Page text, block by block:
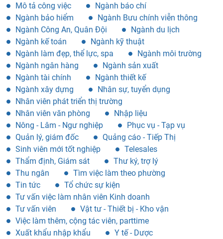
Mô tả công việc
Ngành báo chí
Ngành bảo hiểm
Ngành Bưu chính viễn thông
Ngành Công An, Quân Đội
Ngành du lịch
Ngành kế toán
Ngành kỹ thuật
Ngành làm đẹp, thể lực, spa
Ngành môi trường
Ngành ngân hàng
Ngành sản xuất
Ngành tài chính
Ngành thiết kế
Ngành xây dựng
Nhân sự, tuyển dụng
Nhân viên phát triển thị trường
Nhân viên văn phòng
Nhập liệu
Nông - Lâm - Ngư nghiệp
Phục vụ - Tạp vụ
Quản lý, giám đốc
Quảng cáo - Tiếp Thị
Sinh viên mới tốt nghiệp
Telesales
Thẩm định, Giám sát
Thư ký, trợ lý
Thu ngân
Tìm việc làm theo phường
Tin tức
Tổ chức sự kiện
Tư vấn việc làm nhân viên Kinh doanh
Tư vấn viên
Vật tư - Thiết bị - Kho vận
Việc làm thêm, cộng tác viên, parttime
Xuất khẩu nhập khẩu
Y tế - Dược